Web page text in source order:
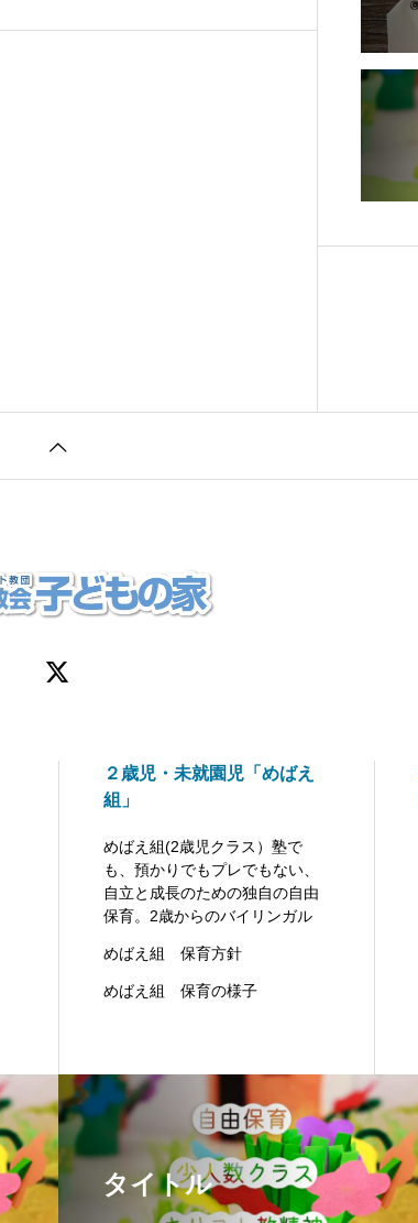
２歳児・未就園児「めばえ
組」
めばえ組(2歳児クラス）塾で
も、預かりでもプレでもない、
自立と成長のための独自の自由
保育。2歳からのバイリンガル
めばえ組 保育方針
めばえ組 保育の様子
タイトル